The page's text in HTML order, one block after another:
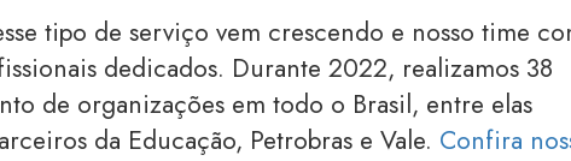
tipo de serviço vem crescendo e nosso time
dedicados. Durante 2022, realizamos 38
de organizações em todo o Brasil, entre elas
da Educação, Petrobras e Vale. Confira